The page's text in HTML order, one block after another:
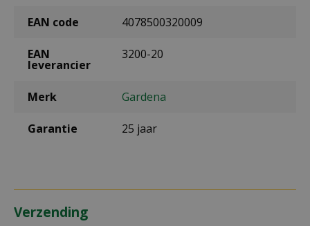
EAN code 4078500320009
EAN
leverancier
3200-20
Merk Gardena
Garantie 25 jaar
Verzending